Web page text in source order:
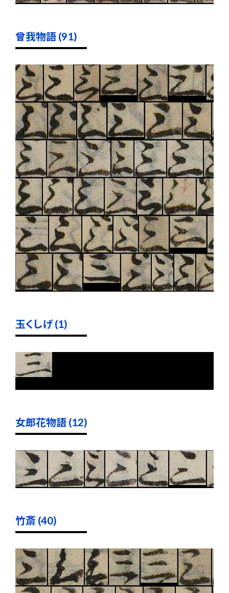
曾我物語 (91)
玉くしげ (1)
女郎花物語 (12)
竹斎 (40)